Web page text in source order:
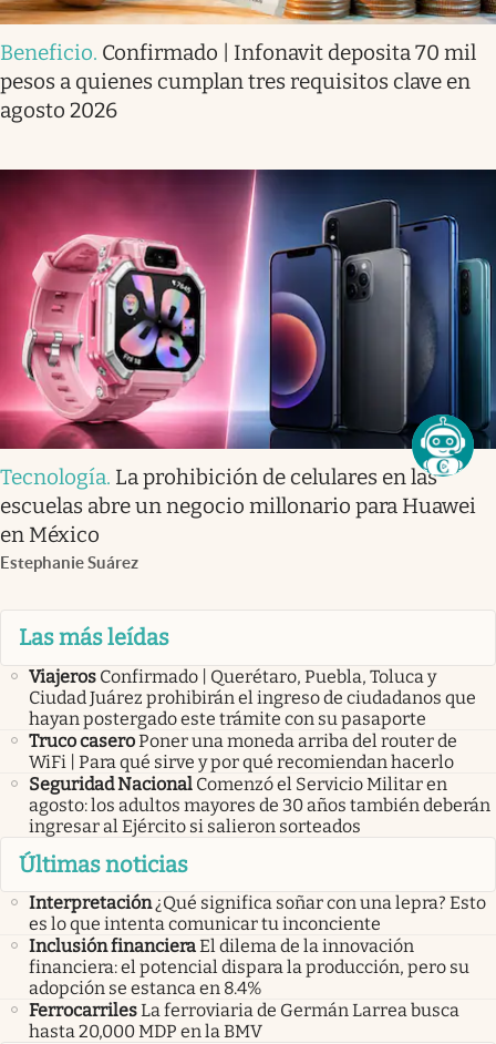
Beneficio. Confirmado | Infonavit deposita 70 mil
pesos a quienes cumplan tres requisitos clave en
agosto 2026
Tecnología. La prohibición de celulares en las
escuelas abre un negocio millonario para Huawei
en México
Estephanie Suárez
Las más leídas
Viajeros Confirmado | Querétaro, Puebla, Toluca y
Ciudad Juárez prohibirán el ingreso de ciudadanos que
hayan postergado este trámite con su pasaporte
Truco caseroPoner una moneda arriba del router de
WiFi | Para qué sirve y por qué recomiendan hacerlo
Seguridad Nacional Comenzó el Servicio Militar en
agosto: los adultos mayores de 30 años también deberán
ingresar al Ejército si salieron sorteados
Últimas noticias
Interpretación¿Qué significa soñar con una lepra? Esto
es lo que intenta comunicar tu inconciente
Inclusión financieraEl dilema de la innovación
financiera: el potencial dispara la producción, pero su
adopción se estanca en 8.4%
FerrocarrilesLa ferroviaria de Germán Larrea busca
hasta 20,000 MDP en la BMV